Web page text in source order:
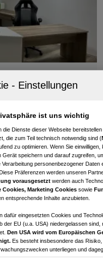
mit Teeküche und
ist uns wichtig
die Dienste dieser Webseite
die zum Teil technisch notwendig sind (
zu optimieren. Wenn Sie
Gerät speichern und darauf zugreifen,
Verarbeitung personenbezogener
Präferenzen werden unseren
vorausgesetzt werden auch
Cookies, Marketing Cookies sowie
entsprechende Inhalte anzubieten.
dafür eingesetzten Cookies und
der EU (u.a. USA) niedergelassen
Den USA wird vom Europäischen
Es besteht insbesondere das
unterliegen und